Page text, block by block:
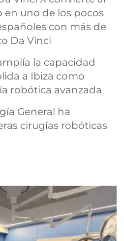
uno de los pocos
con más de
Da Vinci
la capacidad
a Ibiza como
robótica avanzada
General ha
cirugías robóticas